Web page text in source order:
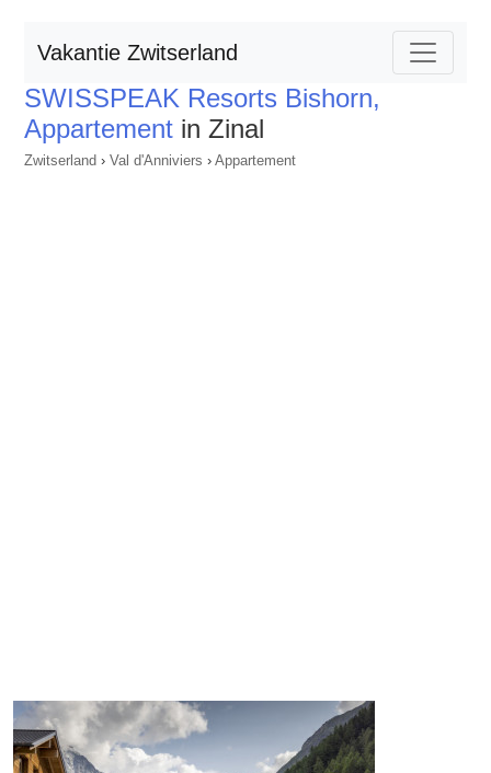
Vakantie Zwitserland
SWISSPEAK Resorts Bishorn,
Appartement in Zinal
Zwitserland › Val d'Anniviers › Appartement